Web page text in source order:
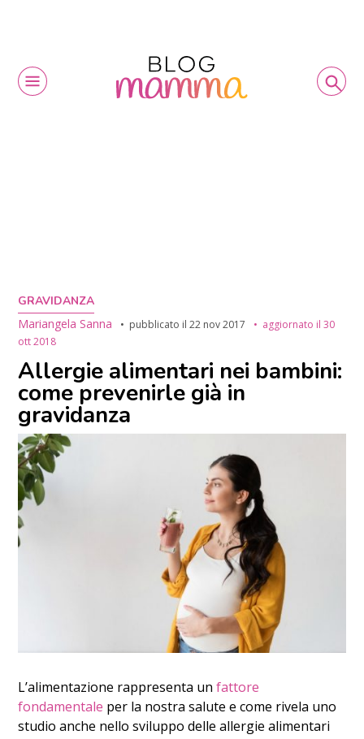
GRAVIDANZA
Mariangela Sanna
pubblicato il22 nov 2017 aggiornato il30
ott 2018
Allergie alimentari nei bambini:
come prevenirle già in
gravidanza
L’alimentazione rappresenta unfattore
fondamentale per la nostra salute e come rivela uno
studio anche nello sviluppo delle allergie alimentari